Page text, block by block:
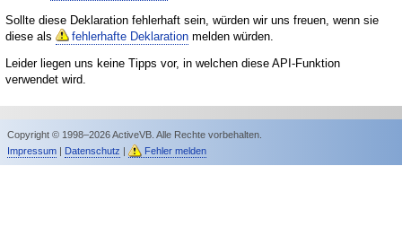
Sollte diese Deklaration fehlerhaft sein, würden wir uns freuen, wenn sie
diese als
fehlerhafte Deklaration melden würden.
Leider liegen uns keine Tipps vor, in welchen diese API-Funktion
verwendet wird.
Copyright © 1998–2026 ActiveVB. Alle Rechte vorbehalten.
Impressum| Datenschutz | Fehler melden